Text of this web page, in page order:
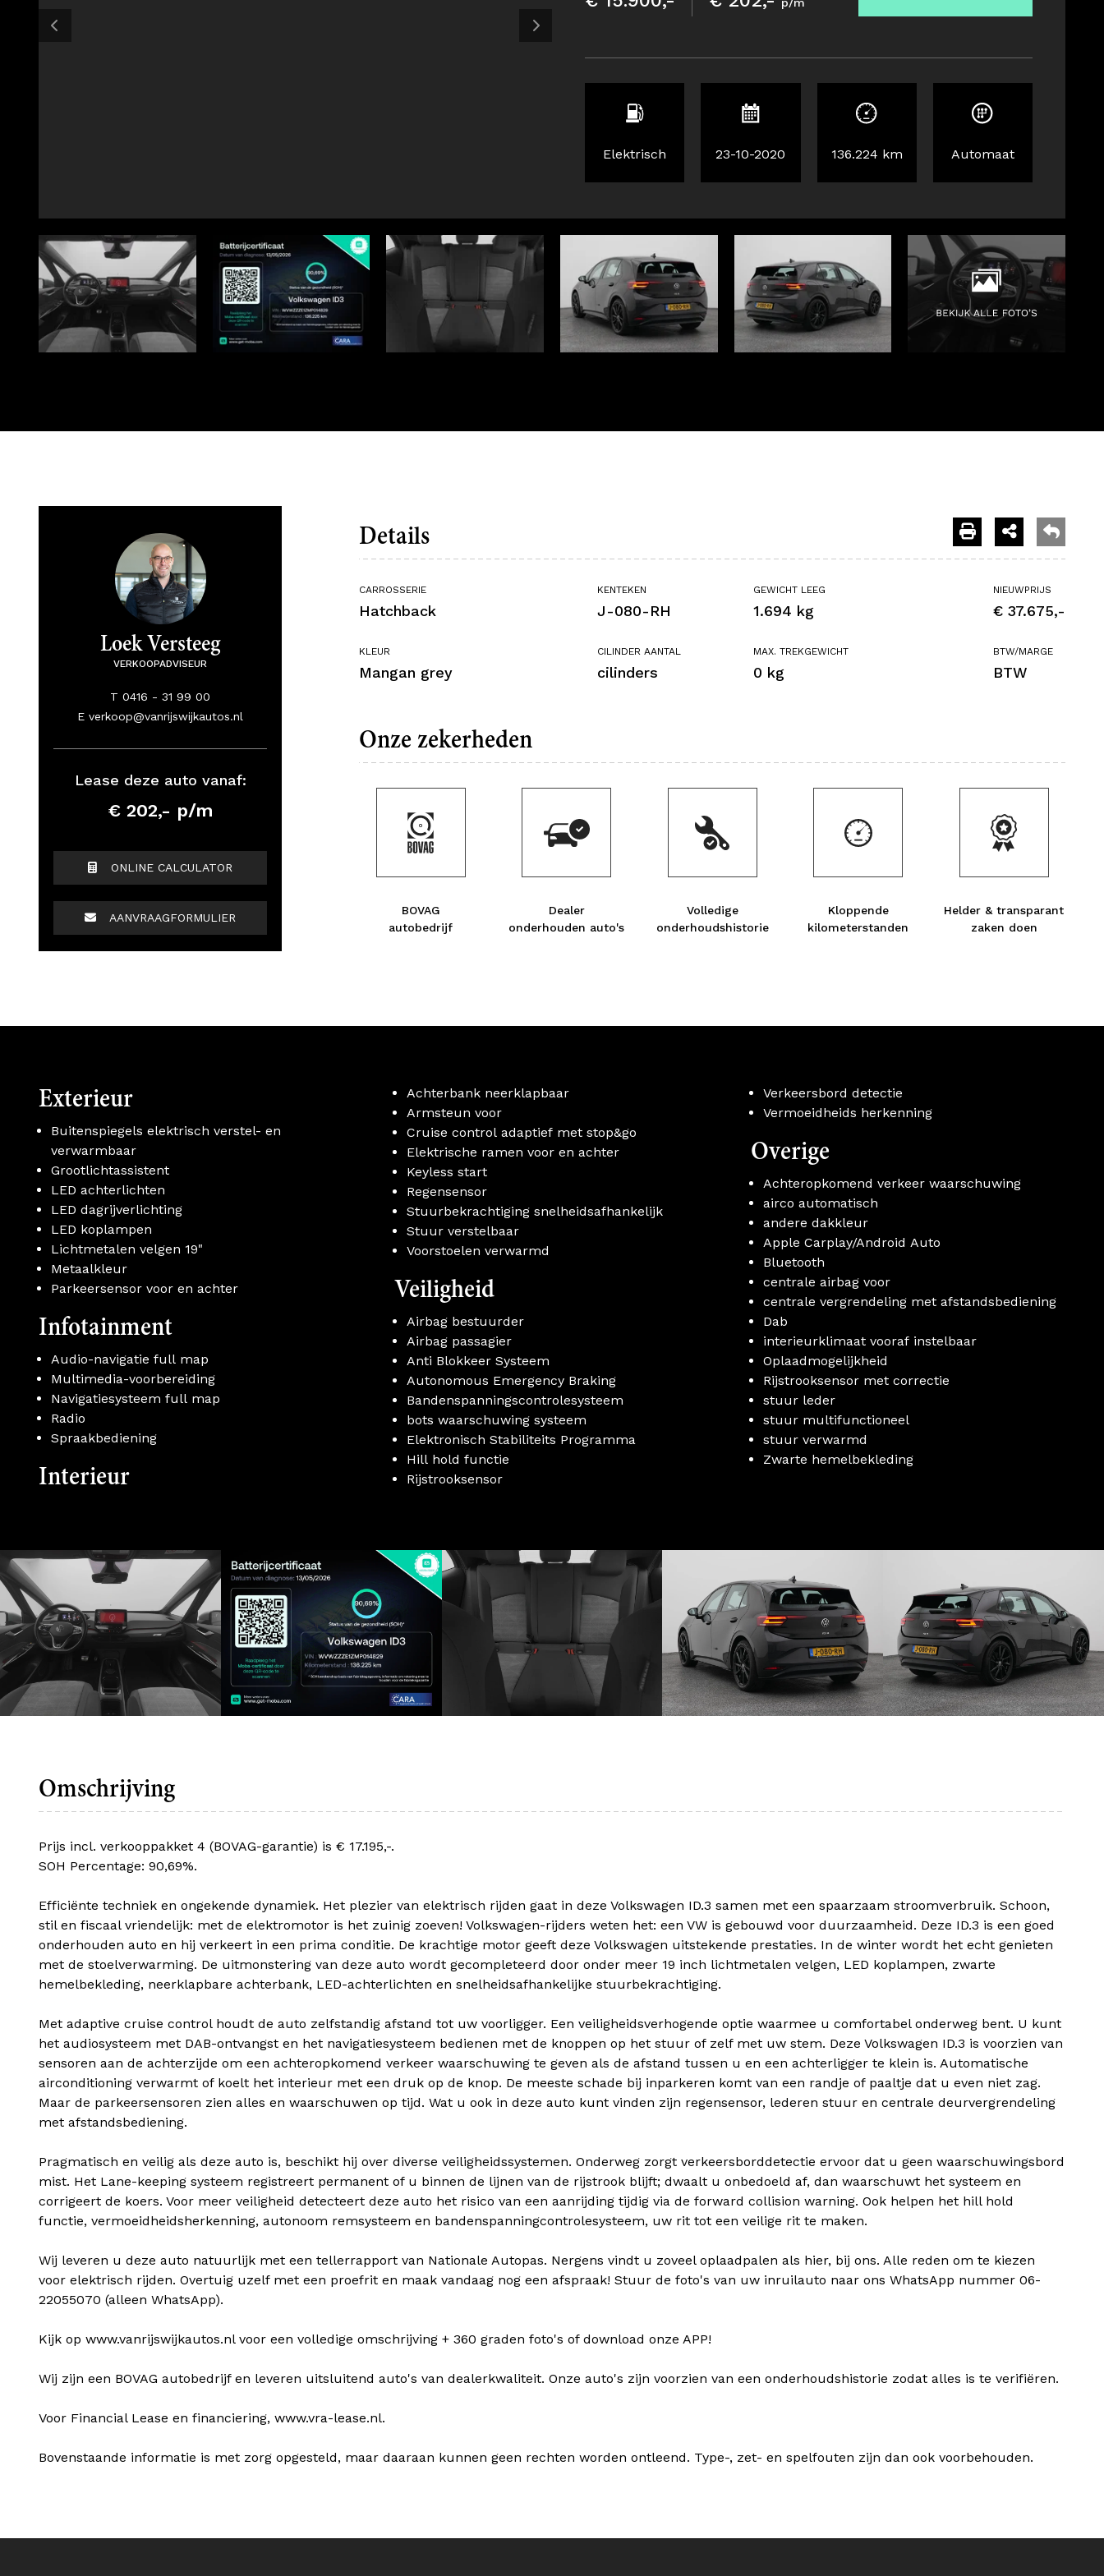
Elektrisch 23-10-2020 136.224 km Automaat
Loek Versteeg
VERKOOPADVISEUR
T 0416 - 31 99 00
E verkoop@vanrijswijkautos.nl
Lease deze auto vanaf:
€ 202,- p/m
ONLINE CALCULATOR
AANVRAAGFORMULIER
Details
CARROSSERIE
Hatchback
KLEUR
Mangan grey
KENTEKEN
J-080-RH
CILINDER AANTAL
cilinders
GEWICHT LEEG
1.694 kg
MAX. TREKGEWICHT
0 kg
NIEUWPRIJS
€ 37.675,-
BTW/MARGE
BTW
Onze zekerheden
BOVAG
autobedrijf
Dealer
onderhouden auto's
Volledige
onderhoudshistorie
Kloppende
kilometerstanden
Helder & transparant
zaken doen
Exterieur
Buitenspiegels elektrisch verstel- en
verwarmbaar
Grootlichtassistent
LED achterlichten
LED dagrijverlichting
LED koplampen
Lichtmetalen velgen 19"
Metaalkleur
Parkeersensor voor en achter
Infotainment
Audio-navigatie full map
Multimedia-voorbereiding
Navigatiesysteem full map
Radio
Spraakbediening
Interieur
Achterbank neerklapbaar
Armsteun voor
Cruise control adaptief met stop&go
Elektrische ramen voor en achter
Keyless start
Regensensor
Stuurbekrachtiging snelheidsafhankelijk
Stuur verstelbaar
Voorstoelen verwarmd
Veiligheid
Airbag bestuurder
Airbag passagier
Anti Blokkeer Systeem
Autonomous Emergency Braking
Bandenspanningscontrolesysteem
bots waarschuwing systeem
Elektronisch Stabiliteits Programma
Hill hold functie
Rijstrooksensor
Verkeersbord detectie
Vermoeidheids herkenning
Overige
Achteropkomend verkeer waarschuwing
airco automatisch
andere dakkleur
Apple Carplay/Android Auto
Bluetooth
centrale airbag voor
centrale vergrendeling met afstandsbediening
Dab
interieurklimaat vooraf instelbaar
Oplaadmogelijkheid
Rijstrooksensor met correctie
stuur leder
stuur multifunctioneel
stuur verwarmd
Zwarte hemelbekleding
Omschrijving
Prijs incl. verkooppakket 4 (BOVAG-garantie) is € 17.195,-.
SOH Percentage: 90,69%.
Efficiënte techniek en ongekende dynamiek. Het plezier van elektrisch rijden gaat in deze Volkswagen ID.3 samen met een spaarzaam stroomverbruik. Schoon,
stil en fiscaal vriendelijk: met de elektromotor is het zuinig zoeven! Volkswagen-rijders weten het: een VW is gebouwd voor duurzaamheid. Deze ID.3 is een goed
onderhouden auto en hij verkeert in een prima conditie. De krachtige motor geeft deze Volkswagen uitstekende prestaties. In de winter wordt het echt genieten
met de stoelverwarming. De uitmonstering van deze auto wordt gecompleteerd door onder meer 19 inch lichtmetalen velgen, LED koplampen, zwarte
hemelbekleding, neerklapbare achterbank, LED-achterlichten en snelheidsafhankelijke stuurbekrachtiging.
Met adaptive cruise control houdt de auto zelfstandig afstand tot uw voorligger. Een veiligheidsverhogende optie waarmee u comfortabel onderweg bent. U kunt
het audiosysteem met DAB-ontvangst en het navigatiesysteem bedienen met de knoppen op het stuur of zelf met uw stem. Deze Volkswagen ID.3 is voorzien van
sensoren aan de achterzijde om een achteropkomend verkeer waarschuwing te geven als de afstand tussen u en een achterligger te klein is. Automatische
airconditioning verwarmt of koelt het interieur met een druk op de knop. De meeste schade bij inparkeren komt van een randje of paaltje dat u even niet zag.
Maar de parkeersensoren zien alles en waarschuwen op tijd. Wat u ook in deze auto kunt vinden zijn regensensor, lederen stuur en centrale deurvergrendeling
met afstandsbediening.
Pragmatisch en veilig als deze auto is, beschikt hij over diverse veiligheidssystemen. Onderweg zorgt verkeersborddetectie ervoor dat u geen waarschuwingsbord
mist. Het Lane-keeping systeem registreert permanent of u binnen de lijnen van de rijstrook blijft; dwaalt u onbedoeld af, dan waarschuwt het systeem en
corrigeert de koers. Voor meer veiligheid detecteert deze auto het risico van een aanrijding tijdig via de forward collision warning. Ook helpen het hill hold
functie, vermoeidheidsherkenning, autonoom remsysteem en bandenspanningcontrolesysteem, uw rit tot een veilige rit te maken.
Wij leveren u deze auto natuurlijk met een tellerrapport van Nationale Autopas. Nergens vindt u zoveel oplaadpalen als hier, bij ons. Alle reden om te kiezen
voor elektrisch rijden. Overtuig uzelf met een proefrit en maak vandaag nog een afspraak! Stuur de foto's van uw inruilauto naar ons WhatsApp nummer 06-
22055070 (alleen WhatsApp).
Kijk op www.vanrijswijkautos.nl voor een volledige omschrijving + 360 graden foto's of download onze APP!
Wij zijn een BOVAG autobedrijf en leveren uitsluitend auto's van dealerkwaliteit. Onze auto's zijn voorzien van een onderhoudshistorie zodat alles is te verifiëren.
Voor Financial Lease en financiering, www.vra-lease.nl.
Bovenstaande informatie is met zorg opgesteld, maar daaraan kunnen geen rechten worden ontleend. Type-, zet- en spelfouten zijn dan ook voorbehouden.